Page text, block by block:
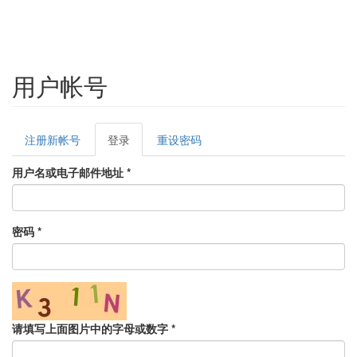
用户帐号
Primary
tabs
注册新帐号 登录 (active
tab)
重设密码
用户名或电子邮件地址 *
密码 *
请填写上面图片中的字母或数字 *